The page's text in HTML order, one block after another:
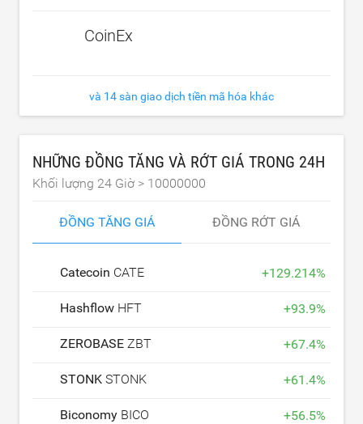
CoinEx
và 14 sàn giao dịch tiền mã hóa khác
NHỮNG ĐỒNG TĂNG VÀ RỚT GIÁ TRONG 24H
Khối lượng 24 Giờ > 10000000
ĐỒNG TĂNG GIÁ ĐỒNG RỚT GIÁ
Catecoin CATE +129.214%
Hashflow HFT +93.9%
ZEROBASE ZBT +67.4%
STONK STONK +61.4%
Biconomy BICO +56.5%